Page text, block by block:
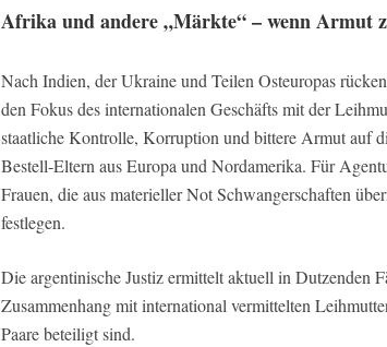
Afrika und andere „Märkte“ – wenn Armut
Nach Indien, der Ukraine und Teilen Osteuropas
den Fokus des internationalen Geschäfts mit der
staatliche Kontrolle, Korruption und bittere Armut auf
Bestell‑Eltern aus Europa und Nordamerika. Für
Frauen, die aus materieller Not Schwangerschaften
festlegen.
Die argentinische Justiz ermittelt aktuell in Dutzenden
Zusammenhang mit international vermittelten
Paare beteiligt sind.